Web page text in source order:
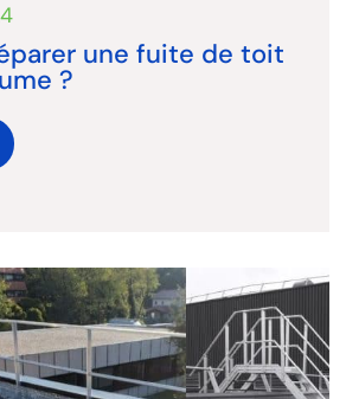
une fuite de toit
?